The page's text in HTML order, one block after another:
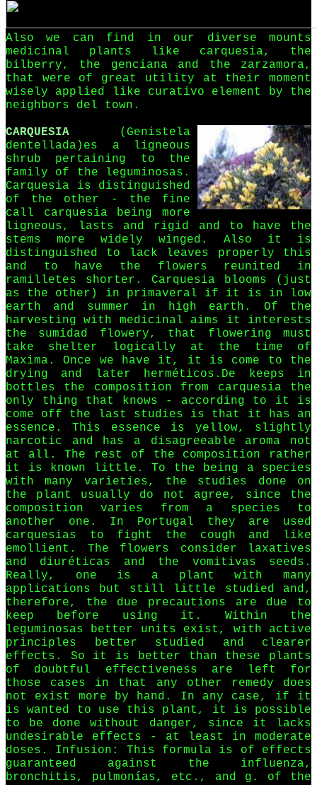
Also we can find in our diverse mounts
medicinal plants like carquesia, the
bilberry, the genciana and the zarzamora,
that were of great utility at their moment
wisely applied like curativo element by the
neighbors del town.
CARQUESIA
(Genistela
dentellada)es a ligneous
shrub pertaining to the
family of the leguminosas.
Carquesia is distinguished
of the other - the fine
call carquesia being more
ligneous, lasts and rigid and to have the
stems more widely winged. Also it is
distinguished to lack leaves properly this
and to have the flowers reunited in
ramilletes shorter. Carquesia blooms (just
as the other) in primaveral if it is in low
earth and summer in high earth. Of the
harvesting with medicinal aims it interests
the sumidad flowery, that flowering must
take shelter logically at the time of
Maxima. Once we have it, it is come to the
drying and later herméticos.De keeps in
bottles the composition from carquesia the
only thing that knows - according to it is
come off the last studies is that it has an
essence. This essence is yellow, slightly
narcotic and has a disagreeable aroma not
at all. The rest of the composition rather
it is known little. To the being a species
with many varieties, the studies done on
the plant usually do not agree, since the
composition varies from a species to
another one. In Portugal they are used
carquesias to fight the cough and like
emollient. The flowers consider laxatives
and diuréticas and the vomitivas seeds.
Really, one is a plant with many
applications but still little studied and,
therefore, the due precautions are due to
keep before using it. Within the
leguminosas better units exist, with active
principles better studied and clearer
effects. So it is better than these plants
of doubtful effectiveness are left for
those cases in that any other remedy does
not exist more by hand. In any case, if it
is wanted to use this plant, it is possible
to be done without danger, since it lacks
undesirable effects - at least in moderate
doses. Infusion: This formula is of effects
guaranteed against the influenza,
bronchitis, pulmonías, etc., and g. of the